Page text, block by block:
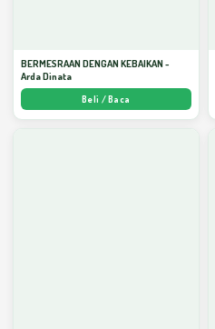
BERMESRAAN DENGAN KEBAIKAN -
Arda Dinata
Beli / Baca